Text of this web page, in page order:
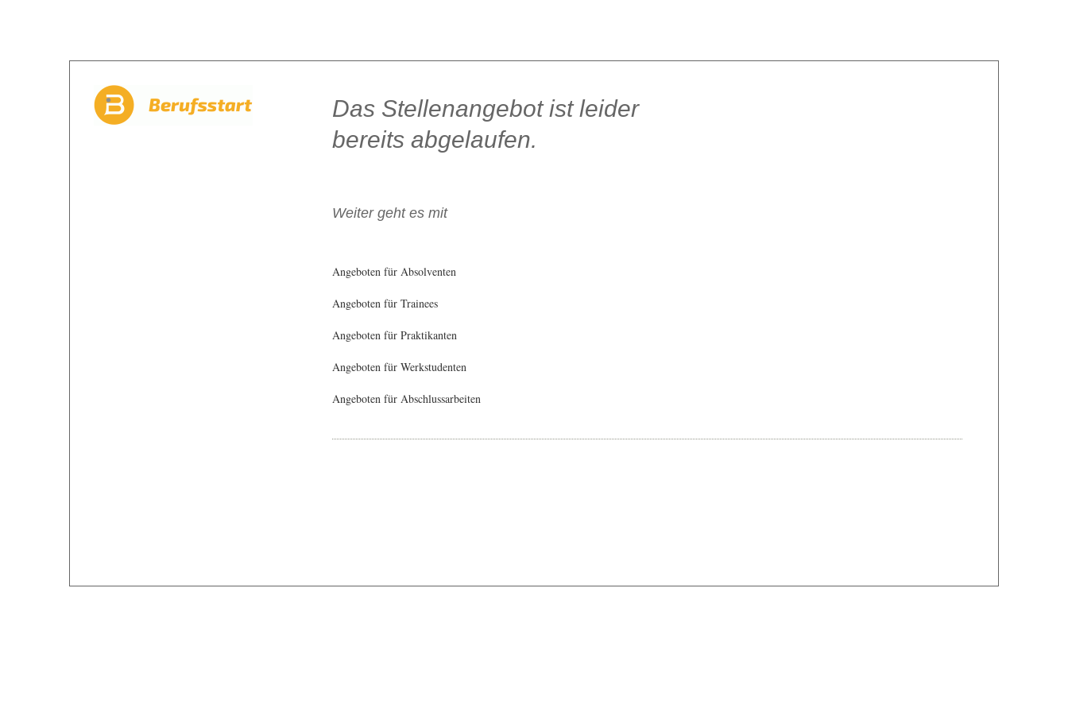
Das Stellenangebot ist leider
bereits abgelaufen.
Weiter geht es mit
Angeboten für Absolventen
Angeboten für Trainees
Angeboten für Praktikanten
Angeboten für Werkstudenten
Angeboten für Abschlussarbeiten